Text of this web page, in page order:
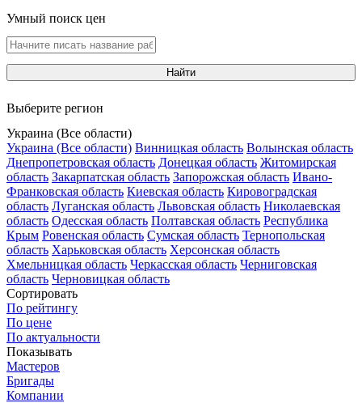
Умный поиск цен
Найти
Выберите регион
Украина (Все области)
Украина (Все области) Винницкая область Волынская область
Днепропетровская область Донецкая область Житомирская
область Закарпатская область Запорожская область Ивано-
Франковская область Киевская область Кировоградская
область Луганская область Львовская область Николаевская
область Одесская область Полтавская область Республика
Крым Ровенская область Сумская область Тернопольская
область Харьковская область Херсонская область
Хмельницкая область Черкасская область Черниговская
область Черновицкая область
Сортировать
По рейтингу
По цене
По актуальности
Показывать
Мастеров
Бригады
Компании